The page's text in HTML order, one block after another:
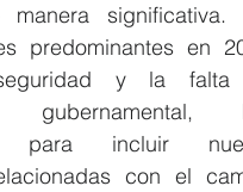
significativa.
predominantes en
y la falta
gubernamental,
para incluir
con el